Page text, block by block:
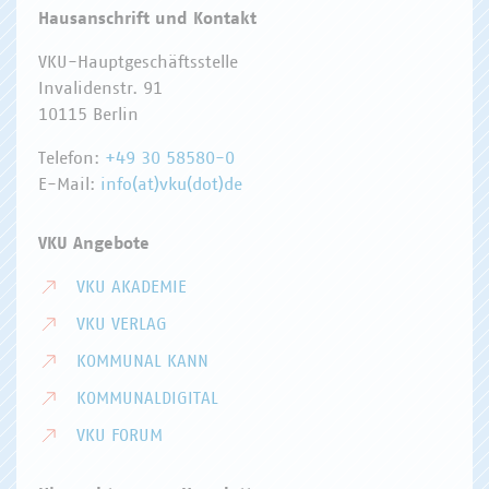
Hausanschrift und Kontakt
VKU-Hauptgeschäftsstelle
Invalidenstr. 91
10115 Berlin
Telefon: +49 30 58580-0
E-Mail: info(at)vku(dot)de
VKU Angebote
VKU AKADEMIE
VKU VERLAG
KOMMUNAL KANN
KOMMUNALDIGITAL
VKU FORUM